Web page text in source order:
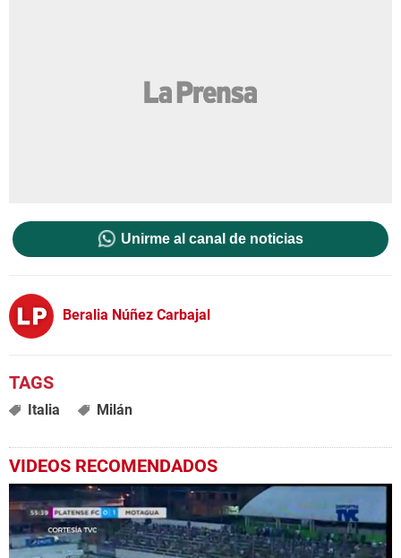
Unirme al canal de noticias
Beralia Núñez Carbajal
Italia Milán
VIDEOS RECOMENDADOS